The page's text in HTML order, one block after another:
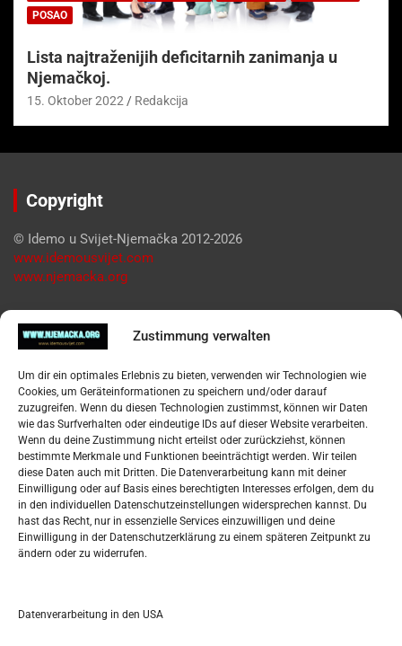
Zustimmung verwalten
Um dir ein optimales Erlebnis zu bieten, verwenden wir Technologien wie
Cookies, um Geräteinformationen zu speichern und/oder darauf
zuzugreifen. Wenn du diesen Technologien zustimmst, können wir Daten
wie das Surfverhalten oder eindeutige IDs auf dieser Website verarbeiten.
Wenn du deine Zustimmung nicht erteilst oder zurückziehst, können
bestimmte Merkmale und Funktionen beeinträchtigt werden. Wir teilen
diese Daten auch mit Dritten. Die Datenverarbeitung kann mit deiner
Einwilligung oder auf Basis eines berechtigten Interesses erfolgen, dem du
in den individuellen Datenschutzeinstellungen widersprechen kannst. Du
hast das Recht, nur in essenzielle Services einzuwilligen und deine
Einwilligung in der Datenschutzerklärung zu einem späteren Zeitpunkt zu
ändern oder zu widerrufen.
Datenverarbeitung in den USA
POSAO
Lista najtraženijih deficitarnih zanimanja u
Njemačkoj.
15. Oktober 2022 Redakcija
Copyright
© Idemo u Svijet-Njemačka 2012-2026
www.idemousvijet.com
www.njemacka.org
Pregled
Datenschutzerklärung
Widerufsbelehrung
Oglašavanje / Postavite svoj oglas
Tko je “Idemo u Svijet – Njemačka?
Pretražite stranicu:
S